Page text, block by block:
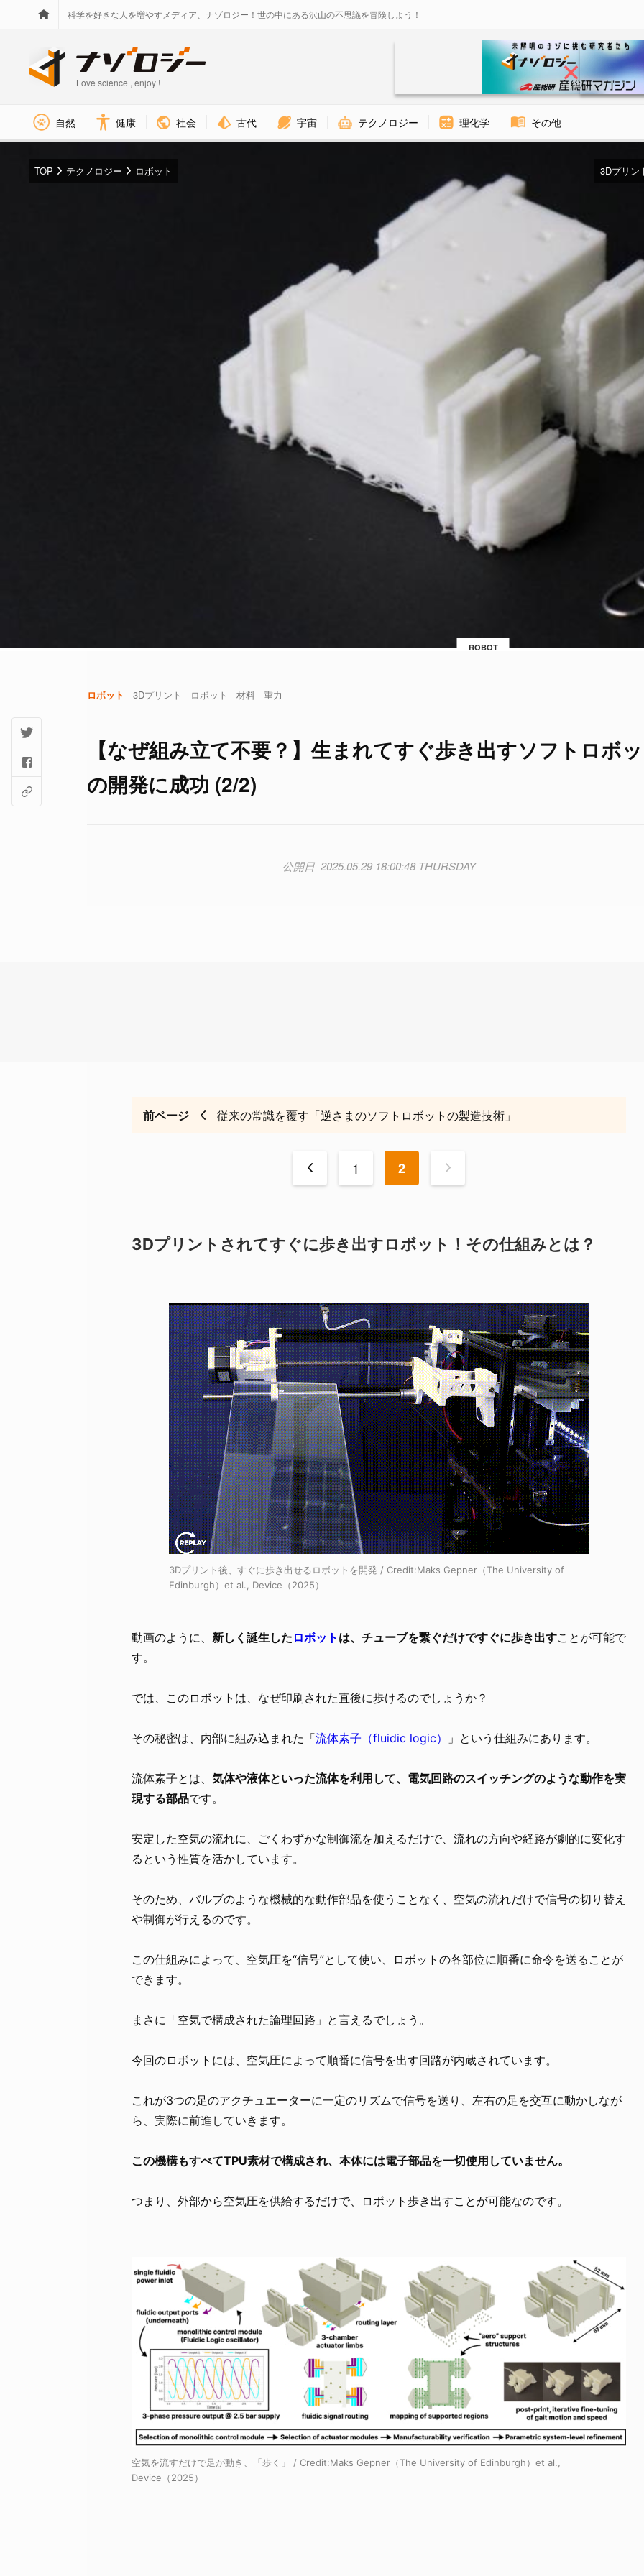
科学を好きな人を増やすメディア、ナゾロジー！世の中にある沢山の不思議を冒険しよう！
Love science , enjoy !
自然 健康 社会 古代 宇宙 テクノロジー 理化学 その他
3Dプリン
ROBOT
TOP テクノロジー ロボット
ロボット 3Dプリント ロボット 材料 重力
【なぜ組み立て不要？】生まれてすぐ歩き出すソフトロボ
の開発に成功 (2/2)
2025.05.29 18:00:48 THURSDAY
前ページ 従来の常識を覆す「逆さまのソフトロボットの製造技術」
< 1 2 >
3Dプリントされてすぐに歩き出すロボット！その仕組みとは？
3Dプリント後、すぐに歩き出せるロボットを開発 / Credit:Maks Gepner（The University of
Edinburgh）et al., Device（2025）
動画のように、 新しく誕生した ロボット は、チューブを繋ぐだけですぐに歩き出すことが可能で
す。
では、このロボットは、なぜ印刷された直後に歩けるのでしょうか？
その秘密は、内部に組み込まれた「流体素子（fluidic logic） 」という仕組みにあります。
流体素子とは、 気体や液体といった流体を利用して、電気回路のスイッチングのような動作を実
現する部品です。
安定した空気の流れに、ごくわずかな制御流を加えるだけで、流れの方向や経路が劇的に変化す
るという性質を活かしています。
そのため、バルブのような機械的な動作部品を使うことなく、空気の流れだけで信号の切り替え
や制御が行えるのです。
この仕組みによって、空気圧を“信号”として使い、ロボットの各部位に順番に命令を送ることが
できます。
まさに「空気で構成された論理回路」と言えるでしょう。
今回のロボットには、空気圧によって順番に信号を出す回路が内蔵されています。
これが3つの足のアクチュエーターに一定のリズムで信号を送り、左右の足を交互に動かしなが
ら、実際に前進していきます。
この機構もすべてTPU素材で構成され、本体には電子部品を一切使用していません。
つまり、外部から空気圧を供給するだけで、ロボット歩き出すことが可能なのです。
空気を流すだけで足が動き、「歩く」 / Credit:Maks Gepner（The University of Edinburgh）et al.,
Device（2025）